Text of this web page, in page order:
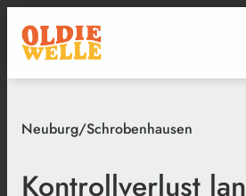
Neuburg/Schrobenhausen
Kontrollverlust